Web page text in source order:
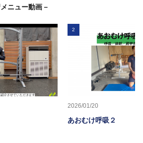
ニュー動画－
2
2026/01/20
あおむけ呼吸２